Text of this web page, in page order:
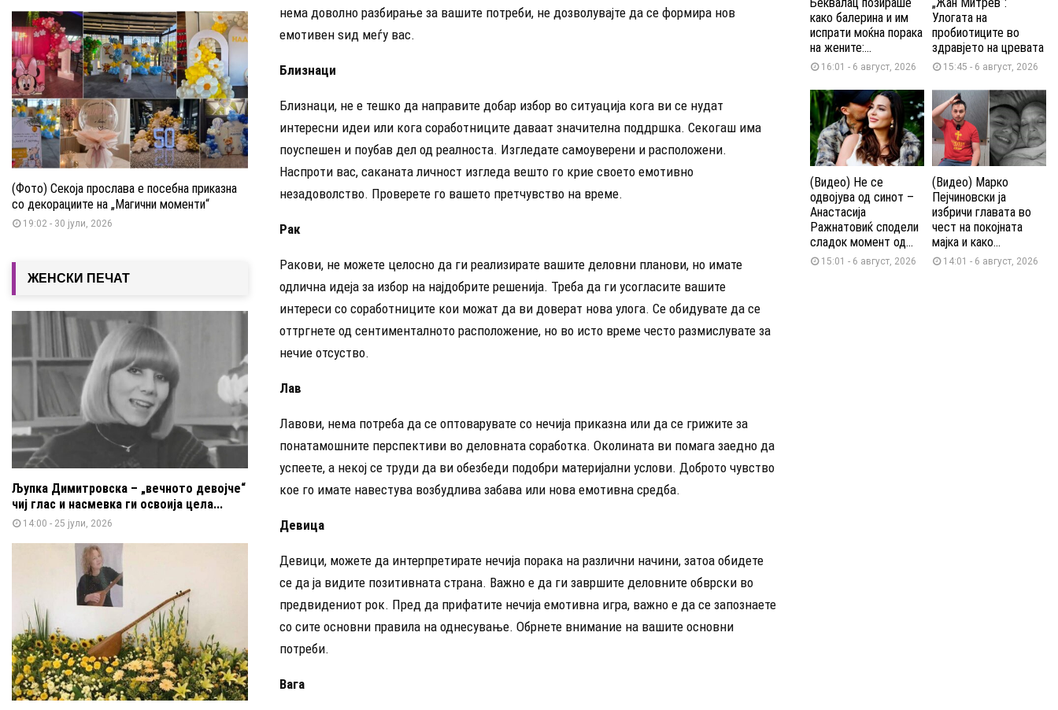
нема доволно разбирање за вашите потреби, не дозволувајте да се формира нов
емотивен ѕид меѓу вас.
Близнаци
Близнаци, не е тешко да направите добар избор во ситуација кога ви се нудат
интересни идеи или кога соработниците даваат значителна поддршка. Секогаш има
поуспешен и поубав дел од реалноста. Изгледате самоуверени и расположени.
Наспроти вас, саканата личност изгледа вешто го крие своето емотивно
незадоволство. Проверете го вашето претчувство на време.
Рак
Ракови, не можете целосно да ги реализирате вашите деловни планови, но имате
одлична идеја за избор на најдобрите решенија. Треба да ги усогласите вашите
интереси со соработниците кои можат да ви доверат нова улога. Се обидувате да се
оттргнете од сентименталното расположение, но во исто време често размислувате за
нечие отсуство.
Лав
Лавови, нема потреба да се оптоварувате со нечија приказна или да се грижите за
понатамошните перспективи во деловната соработка. Околината ви помага заедно да
успеете, а некој се труди да ви обезбеди подобри материјални услови. Доброто чувство
кое го имате навестува возбудлива забава или нова емотивна средба.
Девица
Девици, можете да интерпретирате нечија порака на различни начини, затоа обидете
се да ја видите позитивната страна. Важно е да ги завршите деловните обврски во
предвидениот рок. Пред да прифатите нечија емотивна игра, важно е да се запознаете
со сите основни правила на однесување. Обрнете внимание на вашите основни
потреби.
Вага
(Фото) Секоја прослава е посебна приказна
со декорациите на „Магични моменти“
19:02 - 30 јули, 2026
ЖЕНСКИ ПЕЧАТ
Љупка Димитровска – „вечното девојче“
чиј глас и насмевка ги освоија цела...
14:00 - 25 јули, 2026
Беквалац позираше
како балерина и им
испрати моќна порака
на жените:...
16:01 - 6 август, 2026
„Жан Митрев“:
Улогата на
пробиотиците во
здравјето на цревата
15:45 - 6 август, 2026
(Видео) Не се
одвојува од синот –
Анастасија
Ражнатовиќ сподели
сладок момент од...
15:01 - 6 август, 2026
(Видео) Марко
Пејчиновски ја
избричи главата во
чест на покојната
мајка и како...
14:01 - 6 август, 2026